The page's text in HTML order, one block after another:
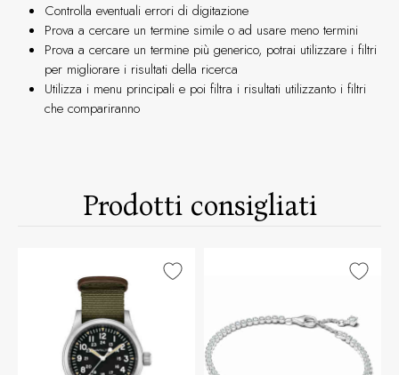
Controlla eventuali errori di digitazione
Prova a cercare un termine simile o ad usare meno termini
Prova a cercare un termine più generico, potrai utilizzare i filtri
per migliorare i risultati della ricerca
Utilizza i menu principali e poi filtra i risultati utilizzanto i filtri
che compariranno
Prodotti consigliati